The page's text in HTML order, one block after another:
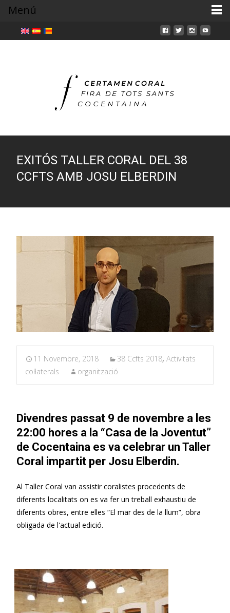
EXITÓS TALLER CORAL DEL 38
CCFTS AMB JOSU ELBERDIN
11 Novembre, 2018 38 Ccfts 2018, Activitats
col·laterals
organització
Divendres passat 9 de novembre a les
22:00 hores a la “Casa de la Joventut”
de Cocentaina es va celebrar un Taller
Coral impartit per Josu Elberdin.
Al Taller Coral van assistir coralistes procedents de
diferents localitats on es va fer un treball exhaustiu de
diferents obres, entre elles “El mar des de la llum”, obra
obligada de l'actual edició.
Menú